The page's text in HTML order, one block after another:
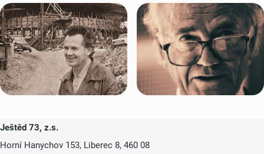
uchováváme maximálně po dobu 12 měsíců. Vybrané
možnosti můžete kdykoliv změnit nebo odvolat souhlas
ve svém nastavení.
Ještěd 73, z.s.
Horní Hanychov 153, Liberec 8, 460 08